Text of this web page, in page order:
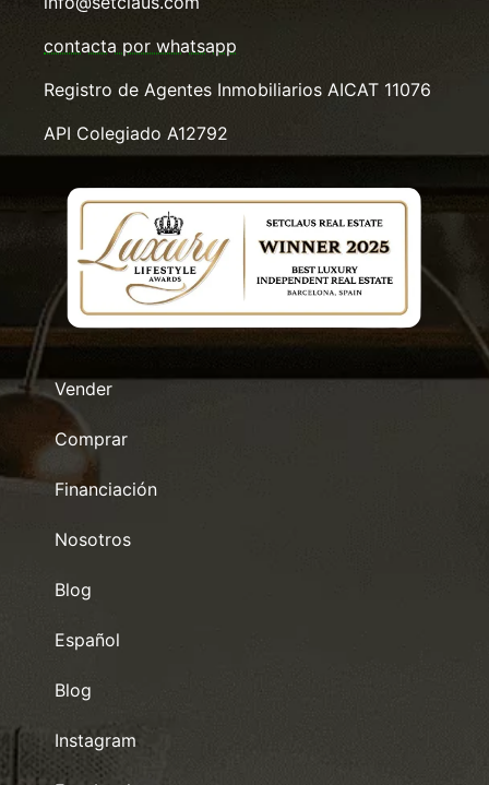
contacta por whatsapp
Registro de Agentes Inmobiliarios AICAT 11076
API Colegiado A12792
Vender
Comprar
Financiación
Nosotros
Blog
Español
Blog
Instagram